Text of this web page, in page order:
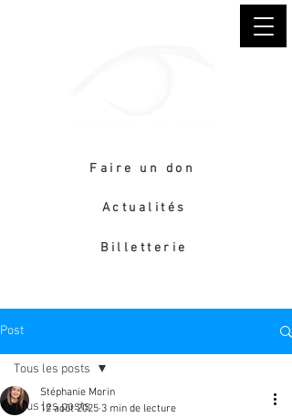
Faire un don
Actualités
Billetterie
Post
Tous les posts
Tous les posts
Stéphanie Morin
12 août 2025 3 min de lecture